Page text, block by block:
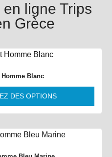
ligne Trips
Grèce
Blanc
DES OPTIONS